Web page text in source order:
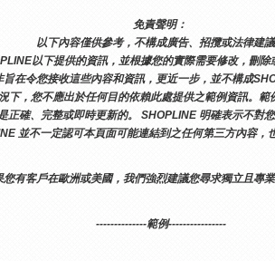
免責聲明：
以下內容僅供參考，不構成廣告、招攬或法律建議
以下提供的資訊，並根據您的實際需要修改，刪
在令您接收這些內容和資訊，更近一步，並不構成
，您不應出於任何目的依賴此處提供之範例資訊。
確、完整或即時更新的。 SHOPLINE 明確表示不對
並不一定認可本頁面可能連結到之任何第三方內容，
您有客戶在歐洲或美國，我們強烈建議您尋求獨立且專業
--------------範例----------------